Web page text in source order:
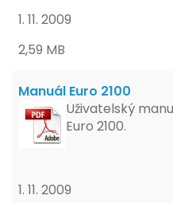
1. 11. 2009
2,59 MB
Manuál Euro 2100
Uživatelský
Euro 2100.
1. 11. 2009